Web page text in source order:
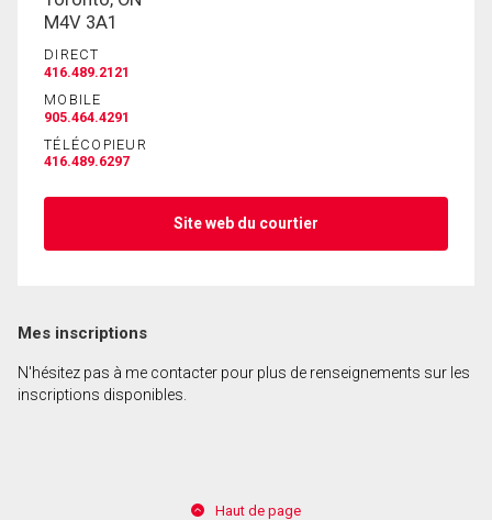
En cliquant sur le bouton « soumettre », vous
consentez à nos conditions d'utilisation et vous
M4V 3A1
DIRECT
416.489.2121
MOBILE
905.464.4291
TÉLÉCOPIEUR
416.489.6297
Site web du courtier
Mes inscriptions
N'hésitez pas à me contacter pour plus de renseignements sur les
inscriptions disponibles.
Haut de page